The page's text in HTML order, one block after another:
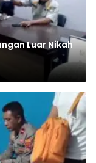
Luar Nikah